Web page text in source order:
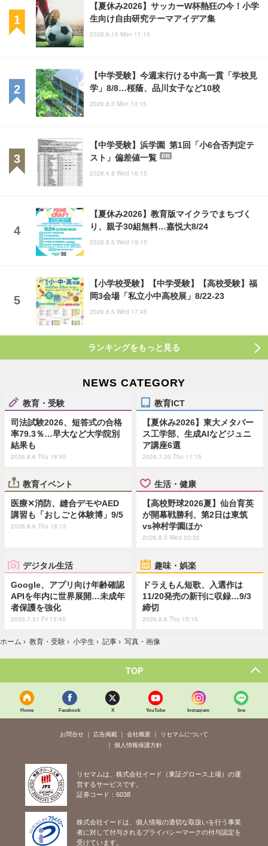
【夏休み2026】サッカーW杯熱狂の今！小学
生向け自由研究テーマアイデア集
2026.6.15 Mon 11:15
【中学受験】今週末行ける中高一貫「学校見
学」8/8…桜蔭、品川女子など10校
2026.8.3 Mon 10:15
【中学受験】浜学園 第1回「小6合否判定テ
スト」偏差値一覧
PR
2026.4.8 Wed 16:15
【夏休み2026】教育版マイクラでまちづく
り、親子30組無料…嘉悦大8/24
2026.8.5 Wed 19:15
【小学校受験】【中学受験】【高校受験】福
岡3会場「私立小中高校展」8/22-23
2026.8.5 Wed 17:45
ランキングをもっと見る
NEWS CATEGORY
教育・受験
司法試験2026、短答式の合格
率79.3％…早大など大学院別
結果も
2026.8.6 Thu 18:45
教育ICT
【夏休み2026】東大メタバー
ス工学部、生成AIなどジュニ
ア講座6選
2026.7.30 Thu 11:15
教育イベント
医療✕消防、縫合デモやAED
講習も「おしごと体験博」9/5
2026.8.6 Thu 18:15
生活・健康
【高校野球2026夏】仙台育英
が開幕戦勝利、第2日は東筑
vs神村学園ほか
2026.8.5 Wed 20:32
デジタル生活
Google、アプリ向け年齢確認
APIを年内に世界展開…未成年
者保護を強化
2026.7.31 Fri 13:45
趣味・娯楽
ドラえもん短歌、入選作は
11/20発売の新刊に収録…9/3
締切
2026.8.6 Thu 15:15
ホーム › 教育・受験 › 小学生 › 記事 › 写真・画像
TOP
Home Facebook X YouTube Instagram line
お問合せ 広告掲載 会社概要
リセマムについて
個人情報保護方針
リセマムは、株式会社イード（東証グロース上場）の運
営するサービスです。
証券コード：6038
株式会社イードは、個人情報の適切な取扱いを行う事業
者に対して付与されるプライバシーマークの付与認定を
受けています。